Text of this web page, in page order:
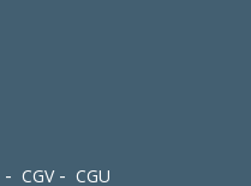
- CGV- CGU